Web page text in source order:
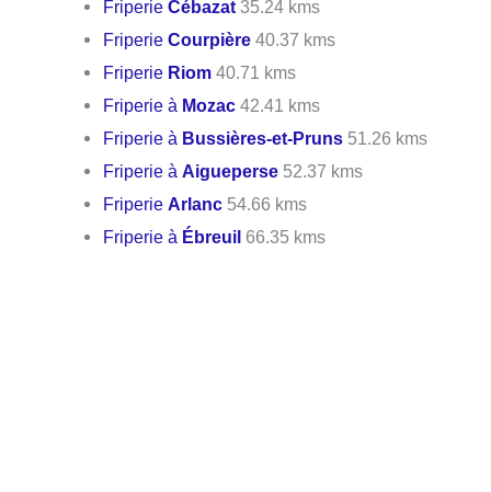
FriperieCébazat 35.24 kms
FriperieCourpière 40.37 kms
Friperie Riom 40.71 kms
Friperie à Mozac 42.41 kms
Friperie à Bussières-et-Pruns 51.26 kms
Friperie àAigueperse 52.37 kms
FriperieArlanc 54.66 kms
Friperie à Ébreuil 66.35 kms